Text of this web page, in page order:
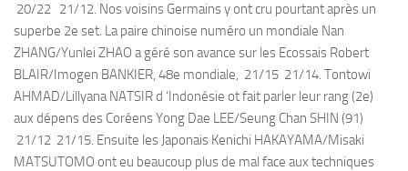
20/22 21/12. Nos voisins Germains y ont cru pourtant après un
superbe 2e set. La paire chinoise numéro un mondiale Nan
ZHANG/Yunlei ZHAO a géré son avance sur les Ecossais Robert
BLAIR/Imogen BANKIER, 48e mondiale, 21/15 21/14. Tontowi
AHMAD/Lillyana NATSIR d ‘Indonésie ot fait parler leur rang (2e)
aux dépens des Coréens Yong Dae LEE/Seung Chan SHIN (91)
21/12 21/15. Ensuite les Japonais Kenichi HAKAYAMA/Misaki
MATSUTOMO ont eu beaucoup plus de mal face aux techniques